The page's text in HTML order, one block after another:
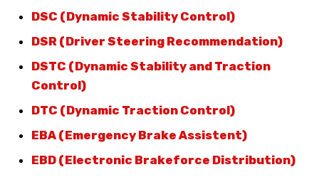
DSC (Dynamic Stability Control)
DSR (Driver Steering Recommendation)
DSTC (Dynamic Stability and Traction
Control)
DTC (Dynamic Traction Control)
EBA (Emergency Brake Assistent)
EBD (Electronic Brakeforce Distribution)